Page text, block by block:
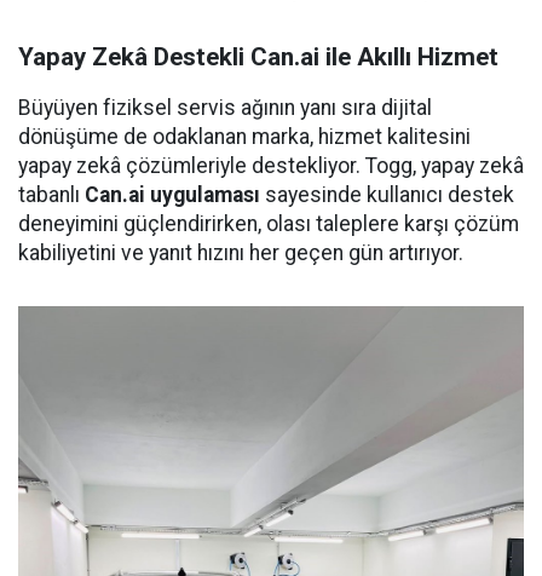
Yapay Zekâ Destekli Can.ai ile Akıllı Hizmet
Büyüyen fiziksel servis ağının yanı sıra dijital
dönüşüme de odaklanan marka, hizmet kalitesini
yapay zekâ çözümleriyle destekliyor. Togg, yapay zekâ
tabanlı Can.ai uygulaması sayesinde kullanıcı destek
deneyimini güçlendirirken, olası taleplere karşı çözüm
kabiliyetini ve yanıt hızını her geçen gün artırıyor.